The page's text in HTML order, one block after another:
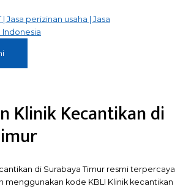
Klinik Kecantikan di
di Surabaya Timur resmi terpercaya
menggunakan kode KBLI Klinik kecantikan